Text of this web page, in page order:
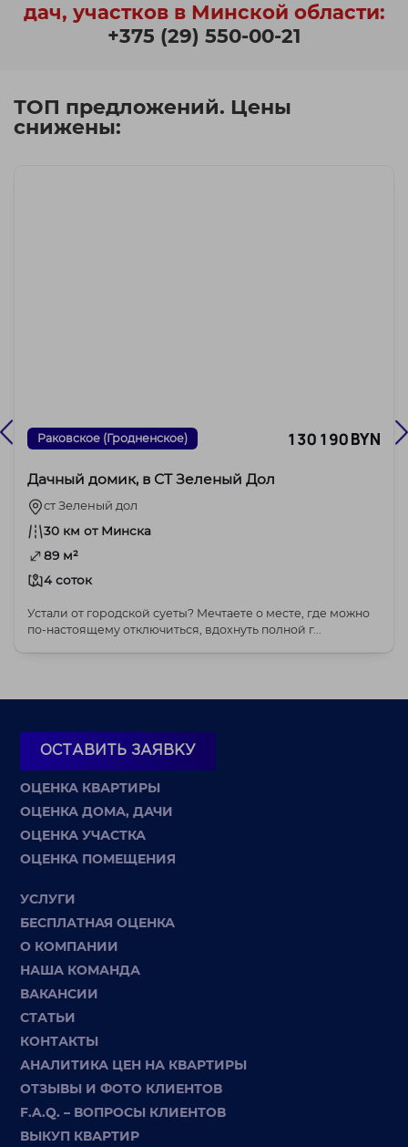
дач, участков в Минской области:
+375 (29) 550-00-21
ТОП предложений. Цены
снижены:
Раковское (Гродненское) 130 190 BYN
Дачный домик, в СТ Зеленый Дол
ст Зеленый дол
30 км от Минска
89 м²
4 соток
Устали от городской суеты? Мечтаете о месте, где можно
по-настоящему отключиться, вдохнуть полной г...
ОСТАВИТЬ ЗАЯВКУ
ОЦЕНКА КВАРТИРЫ
ОЦЕНКА ДОМА, ДАЧИ
ОЦЕНКА УЧАСТКА
ОЦЕНКА ПОМЕЩЕНИЯ
УСЛУГИ
БЕСПЛАТНАЯ ОЦЕНКА
О КОМПАНИИ
НАША КОМАНДА
ВАКАНСИИ
СТАТЬИ
КОНТАКТЫ
АНАЛИТИКА ЦЕН НА КВАРТИРЫ
ОТЗЫВЫ И ФОТО КЛИЕНТОВ
F.A.Q. – ВОПРОСЫ КЛИЕНТОВ
ВЫКУП КВАРТИР